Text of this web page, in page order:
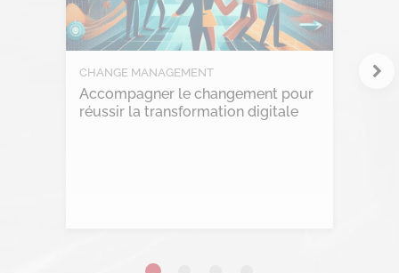
Marketplace
Project management
RGPD
CHANGE MANAGEMENT
Accompagner le changement pour
réussir la transformation digitale